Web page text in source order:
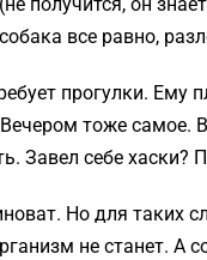
все равно,
прогулки. Ему
тоже самое.
Завел себе хаски?
Но для таких
не станет. А